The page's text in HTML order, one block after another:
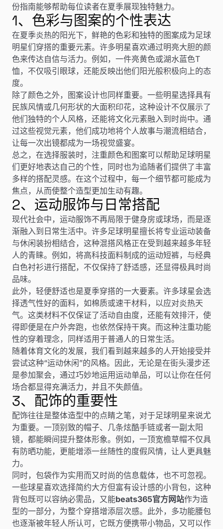
份指南能够帮助每位读者在夏季展现独特魅力。
1、色彩与图案的个性表达
在夏季炎热的阳光下，鲜艳的色彩和独特的图案成为足球
明星们穿搭的重要元素。许多明星喜欢通过明亮大胆的颜
色来传达自信与活力。例如，一件亮黄色或湖水蓝色T
恤，不仅吸引眼球，还能反映出他们阳光般积极向上的态
度。
除了颜色之外，图案设计也同样重要。一些明星选择具有
民族风情或几何形状的大面积印花，这种设计不仅展示了
他们独特的个人风格，还能将文化元素融入到时尚中。通
过这些视觉元素，他们成功地将个人故事与潮流相结合，
让每一次出镜都成为一场视觉盛宴。
总之，在选择服装时，注重颜色和图案可以帮助足球明星
们更好地表达自己的个性，同时也为追随者们提供了丰富
多样的搭配灵感。在这个过程中，每一个细节都可能成为
焦点，从而使整个造型更加生动有趣。
2、运动服饰与日常搭配
现代社会中，运动服饰不再局限于健身房或球场，而是逐
渐融入到日常生活中。许多足球明星擅长将专业运动装备
与休闲装扮相结合，这种混搭风格正在受到越来越多年轻
人的青睐。例如，将高科技面料制成的运动短裤，与经典
白色衬衫进行搭配，不仅保持了舒适感，还显得极具时尚
品味。
此外，轻便舒适也是夏季穿搭的一大要素。许多球星会选
择透气性好的面料，如棉质或速干材料，以应对炎热天
气。这类材料不仅保证了活动自由度，还能有效排汗，使
得即便是在户外奔跑，也依然保持干爽。而这种注重功能
性的穿着理念，同样适用于普通人的日常生活。
随着体育文化的发展，我们看到越来越多的人开始接受并
尝试这种“运动休闲”的风格。因此，无论是在街头漫步还
是参加聚会，通过巧妙地运用运动单品，可以让你在任何
场合都显得充满活力，并且不失颜值。
3、配饰的重要性
配饰往往是整体造型中的点睛之笔，对于足球明星来说尤
为重要。一顶别致的帽子、几条炫酷手链或者一副太阳
镜，都能瞬间提升整体形象。例如，一顶宽檐草帽不仅具
有防晒功能，更能增添一丝随性的度假风情，让人更具魅
力。
同时，包袋作为实用而又时尚的信息载体，也不可忽视。
一些球星喜欢选择简约大方但富有设计感的小背包，这种
背包既可以容纳必需品，又能beats365官方网站作为造
型的一部分，为整个穿搭增添层次感。此外，多功能腰包
也逐渐被年轻人所认可，它既方便携带小物品，又可以作